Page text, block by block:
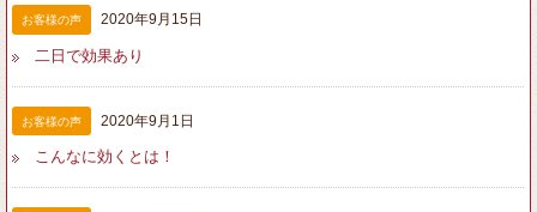
お客様の声 2020年9月15日
二日で効果あり
お客様の声 2020年9月1日
こんなに効くとは！